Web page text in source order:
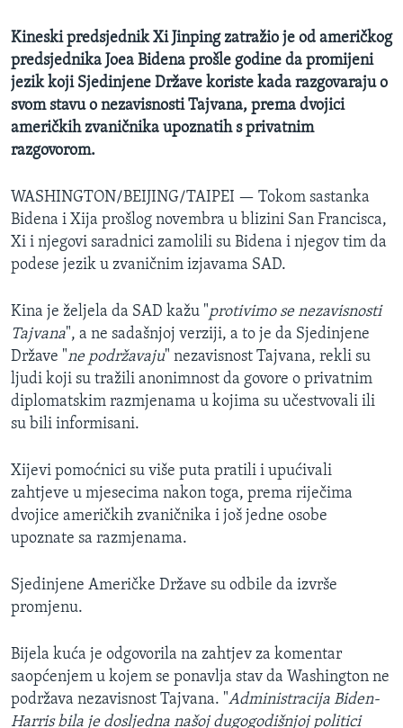
Jezici
Kineski predsjednik Xi Jinping zatražio je od američkog
predsjednika Joea Bidena prošle godine da promijeni
jezik koji Sjedinjene Države koriste kada razgovaraju o
svom stavu o nezavisnosti Tajvana, prema dvojici
američkih zvaničnika upoznatih s privatnim
razgovorom.
WASHINGTON/BEIJING/TAIPEI — Tokom sastanka
Bidena i Xija prošlog novembra u blizini San Francisca,
Xi i njegovi saradnici zamolili su Bidena i njegov tim da
podese jezik u zvaničnim izjavama SAD.
Kina je željela da SAD kažu "protivimo se nezavisnosti
Tajvana", a ne sadašnjoj verziji, a to je da Sjedinjene
Države "ne podržavaju" nezavisnost Tajvana, rekli su
ljudi koji su tražili anonimnost da govore o privatnim
diplomatskim razmjenama u kojima su učestvovali ili
su bili informisani.
Xijevi pomoćnici su više puta pratili i upućivali
zahtjeve u mjesecima nakon toga, prema riječima
dvojice američkih zvaničnika i još jedne osobe
upoznate sa razmjenama.
Sjedinjene Američke Države su odbile da izvrše
promjenu.
Bijela kuća je odgovorila na zahtjev za komentar
saopćenjem u kojem se ponavlja stav da Washington ne
podržava nezavisnost Tajvana. "Administracija Biden-
Harris bila je dosljedna našoj dugogodišnjoj politici